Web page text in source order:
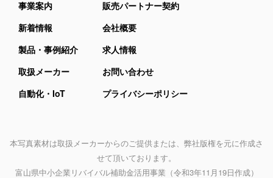
事業案内
新着情報
製品・事例紹介
取扱メーカー
自動化・IoT
販売パートナー契約
会社概要
求人情報
お問い合わせ
プライバシーポリシー
本写真素材は取扱メーカーからのご提供または、弊社版権を元に作成さ
せて頂いております。
富山県中小企業リバイバル補助金活用事業 （令和3年11月19日作成）